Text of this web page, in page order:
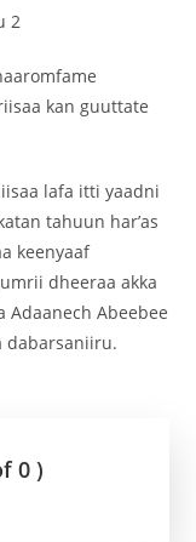
2
kan guuttate
lafa itti yaadni
tahuun har’as
keenyaaf
dheeraa akka
Abeebee
dabarsaniiru.
0 )